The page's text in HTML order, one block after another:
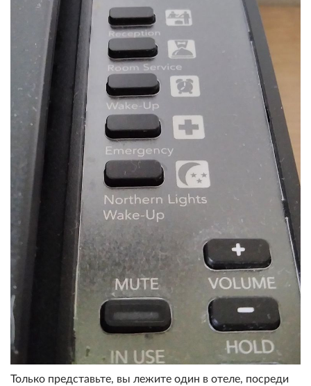
Только представьте, вы лежите один в отеле, посреди